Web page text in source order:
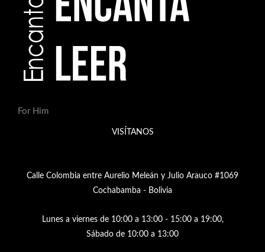
For Him
VISÍTANOS
Calle Colombia entre Aurelio Meleán y Julio Arauco #1069
Cochabamba - Bolivia
Lunes a viernes de 10:00 a 13:00 - 15:00 a 19:00,
Sábado de 10:00 a 13:00